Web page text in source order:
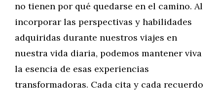
no tienen por qué quedarse en el camino. Al
incorporar las perspectivas y habilidades
adquiridas durante nuestros viajes en
nuestra vida diaria, podemos mantener viva
la esencia de esas experiencias
transformadoras. Cada cita y cada recuerdo